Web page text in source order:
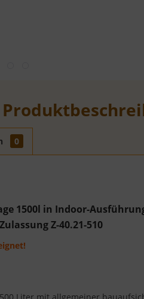
0
1500l in Indoor-
Z-40.21-510